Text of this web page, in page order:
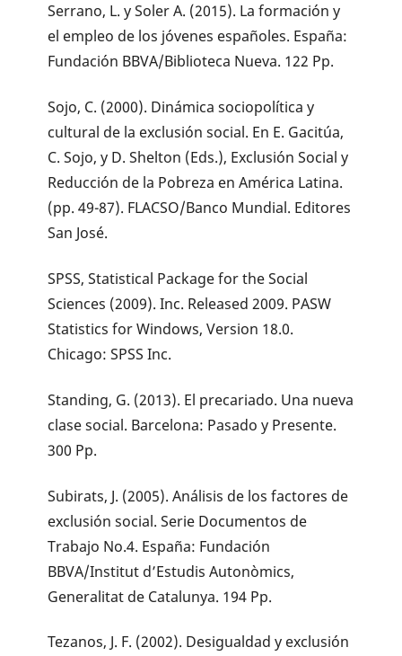
Serrano, L. y Soler A. (2015). La formación y
el empleo de los jóvenes españoles. España:
Fundación BBVA/Biblioteca Nueva. 122 Pp.
Sojo, C. (2000). Dinámica sociopolítica y
cultural de la exclusión social. En E. Gacitúa,
C. Sojo, y D. Shelton (Eds.), Exclusión Social y
Reducción de la Pobreza en América Latina.
(pp. 49-87). FLACSO/Banco Mundial. Editores
San José.
SPSS, Statistical Package for the Social
Sciences (2009). Inc. Released 2009. PASW
Statistics for Windows, Version 18.0.
Chicago: SPSS Inc.
Standing, G. (2013). El precariado. Una nueva
clase social. Barcelona: Pasado y Presente.
300 Pp.
Subirats, J. (2005). Análisis de los factores de
exclusión social. Serie Documentos de
Trabajo No.4. España: Fundación
BBVA/Institut d’Estudis Autonòmics,
Generalitat de Catalunya. 194 Pp.
Tezanos, J. F. (2002). Desigualdad y exclusión